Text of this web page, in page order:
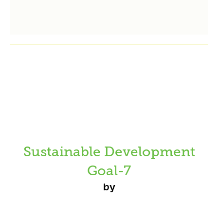
Sustainable Development
Goal-7
by